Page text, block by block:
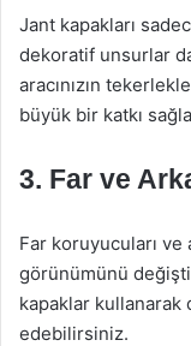
Jant kapakları
dekoratif unsurlar
aracınızın
büyük bir katkı
3. Far ve
Far koruyucuları ve
görünümünü
kapaklar
edebilirsiniz.